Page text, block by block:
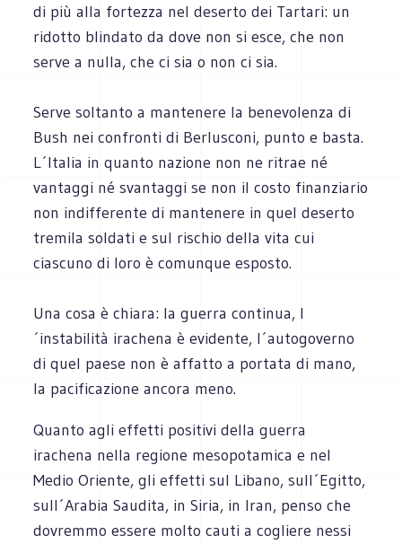
di più alla fortezza nel deserto dei Tartari: un
ridotto blindato da dove non si esce, che non
serve a nulla, che ci sia o non ci sia.
Serve soltanto a mantenere la benevolenza di
Bush nei confronti di Berlusconi, punto e basta.
L´Italia in quanto nazione non ne ritrae né
vantaggi né svantaggi se non il costo finanziario
non indifferente di mantenere in quel deserto
tremila soldati e sul rischio della vita cui
ciascuno di loro è comunque esposto.
Una cosa è chiara: la guerra continua, l
´instabilità irachena è evidente, l´autogoverno
di quel paese non è affatto a portata di mano,
la pacificazione ancora meno.
Quanto agli effetti positivi della guerra
irachena nella regione mesopotamica e nel
Medio Oriente, gli effetti sul Libano, sull´Egitto,
sull´Arabia Saudita, in Siria, in Iran, penso che
dovremmo essere molto cauti a cogliere nessi